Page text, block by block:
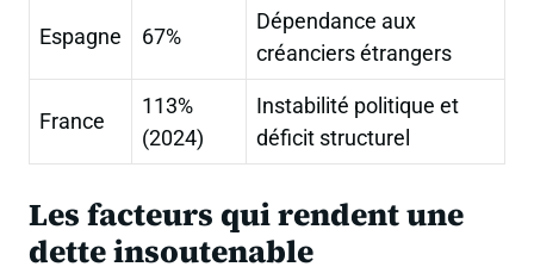
Espagne 67%
Dépendance aux
créanciers étrangers
France
113%
(2024)
Instabilité politique et
déficit structurel
Les facteurs qui rendent une
dette insoutenable